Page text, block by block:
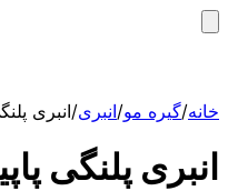
خانه/گیره مو/انبری/انبری
انبری پلنگی